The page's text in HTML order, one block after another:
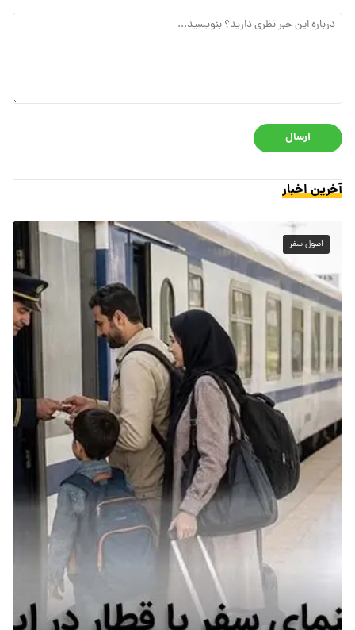
ارسال
آخرین اخبار
اصول سفر